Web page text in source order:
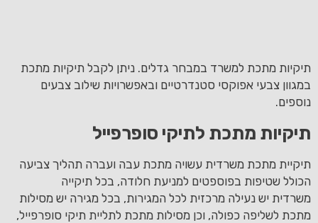
תיקיות מתכת למשרד במבחר גדלים. ניתן לקבל תיקיות מתכת
במגוון צבעי אפוקסי סטנדרטיים ובאפשרויות שילוב צבעים
נוספים.
תיקיות מתכת לתיקי סופרפייל
תיקיית מתכת משרדית עשויה מתכת עבה ועברה תהליך צביעה
הכולל שטיפות בפוספטים למניעת חלודה, בכל תיקייה
משרדית יש נעילה מרכזית לכל המגירות, בכל מגירה יש מסילות
מתכת לשליפה כפולה, וכן מסילות מתכת לתליית תיקי סופרפייל,